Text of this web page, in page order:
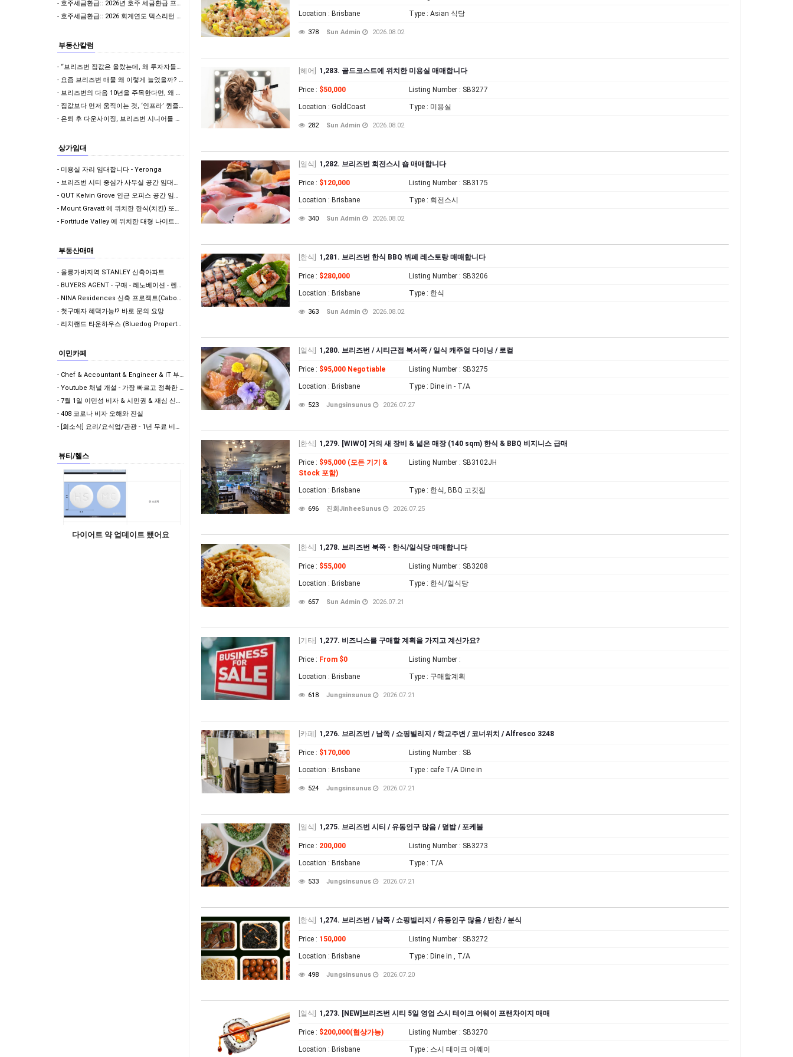
- 호주세금환급:: 2026년 호주 세금환급 프로모션 안내
- 호주세금환급:: 2026 회계연도 텍스리턴 시즌 개막 임박! 7월 텍스리턴 전 필수 체크:…
부동산칼럼
- “브리즈번 집값은 올랐는데, 왜 투자자들은 다시 ‘땅’을 보기 시작할까?”
- 요즘 브리즈번 매물 왜 이렇게 늘었을까? - 1985년에도 이런 적 있었다는 사실!
- 브리즈번의 다음 10년을 주목한다면, 왜 Woolloongabba인가?
- 집값보다 먼저 움직이는 것, ‘인프라’ 퀸즐랜드 최대 주택 성장축으로 떠오르는 Logan을…
- 은퇴 후 다운사이징, 브리즈번 시니어를 위한 부동산 전략
상가임대
- 미용실 자리 임대합니다 - Yeronga
- 브리즈번 시티 중심가 사무실 공간 임대합니다
- QUT Kelvin Grove 인근 오피스 공간 임대합니다
- Mount Gravatt 에 위치한 한식(치킨) 또는 일식 가능한 상가 임대합니다
- Fortitude Valley 에 위치한 대형 나이트클럽 자리 임대합니다
부동산매매
- 울릉가바지역 STANLEY 신축아파트
- BUYERS AGENT - 구매 - 레노베이션 - 렌트관리 ONE STOP SERVICE
- NINA Residences 신축 프로젝트(Caboolture)
- 첫구매자 혜택가능!? 바로 문의 요망
- 리치랜드 타운하우스 (Bluedog Property Group)
이민카페
- Chef & Accountant & Engineer & IT 부족직업군에 포함! 드디어!!
- Youtube 채널 개설 - 가장 빠르고 정확한 이민 뉴스 받아보기
- 7월 1일 이민성 비자 & 시민권 & 재심 신청비 인상
- 408 코로나 비자 오해와 진실
- [희소식] 요리/요식업/관광 - 1년 무료 비자 & 학생비자 풀타임 가능!
뷰티/헬스
다이어트 약 업데이트 됐어요
Location : Brisbane Type : Asian 식당
378 Sun Admin 2026.08.02
[헤어] 1,283. 골드코스트에 위치한 미용실 매매합니다
Price : $50,000 Listing Number : SB3277
Location : GoldCoast Type : 미용실
282 Sun Admin 2026.08.02
[일식] 1,282. 브리즈번 회전스시 숍 매매합니다
Price : $120,000 Listing Number : SB3175
Location : Brisbane Type : 회전스시
340 Sun Admin 2026.08.02
[한식] 1,281. 브리즈번 한식 BBQ 뷔페 레스토랑 매매합니다
Price : $280,000 Listing Number : SB3206
Location : Brisbane Type : 한식
363 Sun Admin 2026.08.02
[일식] 1,280. 브리즈번 / 시티근접 북서쪽 / 일식 캐주얼 다이닝 / 로컬
Price : $95,000 Negotiable Listing Number : SB3275
Location : Brisbane Type : Dine in - T/A
523 Jungsinsunus 2026.07.27
[한식] 1,279. [WIWO] 거의 새 장비 & 넓은 매장 (140 sqm) 한식 & BBQ 비지니스 급매
Price : $95,000 (모든 기기 &
Stock 포함)
Listing Number : SB3102JH
Location : Brisbane Type : 한식, BBQ 고깃집
696 진희JinheeSunus 2026.07.25
[한식] 1,278. 브리즈번 북쪽 - 한식/일식당 매매합니다
Price : $55,000 Listing Number : SB3208
Location : Brisbane Type : 한식/일식당
657 Sun Admin 2026.07.21
[기타] 1,277. 비즈니스를 구매할 계획을 가지고 계신가요?
Price : From $0 Listing Number :
Location : Brisbane Type : 구매할계획
618 Jungsinsunus 2026.07.21
[카페] 1,276. 브리즈번 / 남쪽 / 쇼핑빌리지 / 학교주변 / 코너위치 / Alfresco 3248
Price : $170,000 Listing Number : SB
Location : Brisbane Type : cafe T/A Dine in
524 Jungsinsunus 2026.07.21
[일식] 1,275. 브리즈번 시티 / 유동인구 많음 / 덮밥 / 포케볼
Price : 200,000 Listing Number : SB3273
Location : Brisbane Type : T/A
533 Jungsinsunus 2026.07.21
[한식] 1,274. 브리즈번 / 남쪽 / 쇼핑빌리지 / 유동인구 많음 / 반찬 / 분식
Price : 150,000 Listing Number : SB3272
Location : Brisbane Type : Dine in , T/A
498 Jungsinsunus 2026.07.20
[일식] 1,273. [NEW]브리즈번 시티 5일 영업 스시 테이크 어웨이 프랜차이지 매매
Price : $200,000(협상가능) Listing Number : SB3270
Location : Brisbane Type : 스시 테이크 어웨이